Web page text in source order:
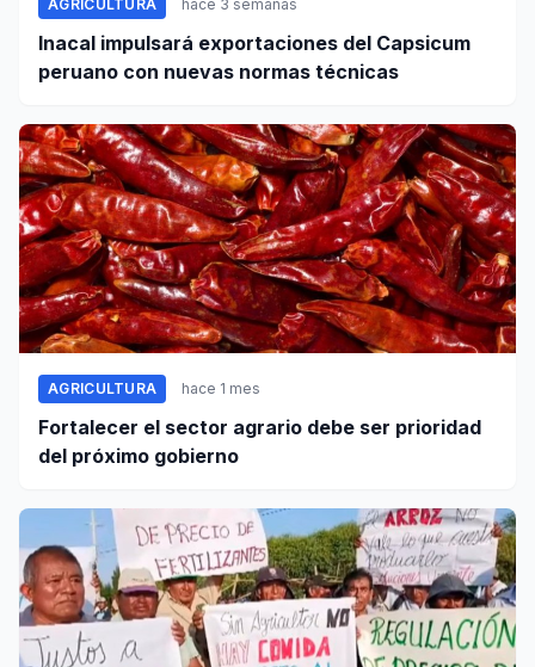
AGRICULTURA hace 3 semanas
Inacal impulsará exportaciones del Capsicum
peruano con nuevas normas técnicas
AGRICULTURA hace 1 mes
Fortalecer el sector agrario debe ser prioridad
del próximo gobierno